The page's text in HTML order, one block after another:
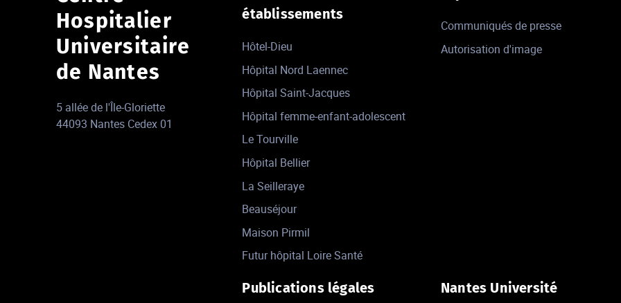
Hospitalier
Universitaire
de Nantes
5 allée de l'Île-Gloriette
44093 Nantes Cedex 01
établissements
Hôtel-Dieu
Hôpital Nord Laennec
Hôpital Saint-Jacques
Hôpital femme-enfant-adolescent
Le Tourville
Hôpital Bellier
La Seilleraye
Beauséjour
Maison Pirmil
Futur hôpital Loire Santé
Communiqués de presse
Autorisation d'image
Publications légales Nantes Université